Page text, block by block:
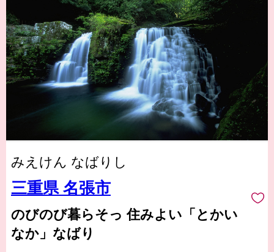
みえけん なばりし
三重県 名張市
のびのび暮らそっ 住みよい「とかい
なか」なばり